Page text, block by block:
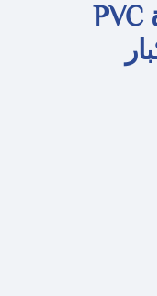
متوافق ومصنوع من مادة PVC